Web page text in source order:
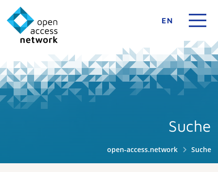
EN
Suche
open-access.network Suche